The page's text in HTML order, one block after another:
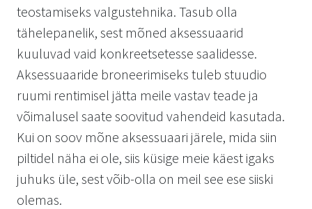
teostamiseks valgustehnika. Tasub olla
tähelepanelik, sest mõned aksessuaarid
kuuluvad vaid konkreetsetesse saalidesse.
Aksessuaaride broneerimiseks tuleb stuudio
ruumi rentimisel jätta meile vastav teade ja
võimalusel saate soovitud vahendeid kasutada.
Kui on soov mõne aksessuaari järele, mida siin
piltidel näha ei ole, siis küsige meie käest igaks
juhuks üle, sest võib-olla on meil see ese siiski
olemas.